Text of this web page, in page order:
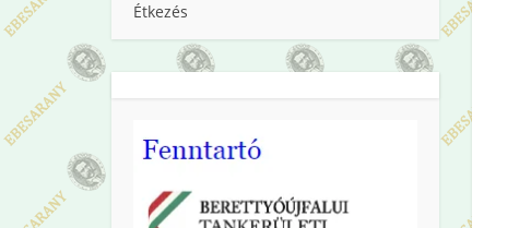
Étkezés